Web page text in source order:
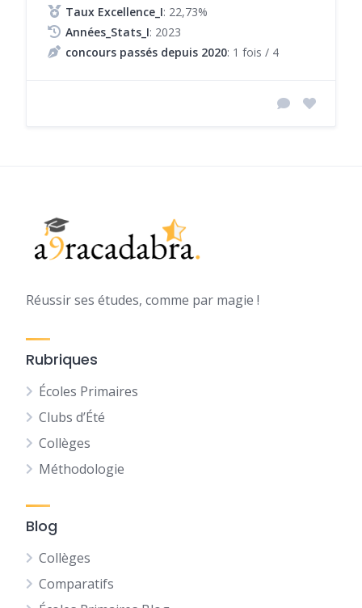
Taux Excellence_I: 22,73%
Années_Stats_I: 2023
concours passés depuis 2020: 1 fois / 4
Réussir ses études, comme par magie !
Rubriques
Écoles Primaires
Clubs d’Été
Collèges
Méthodologie
Blog
Collèges
Comparatifs